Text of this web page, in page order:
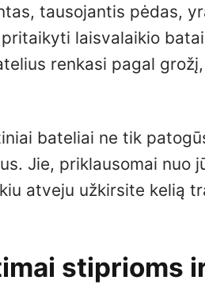
tausojantis pėdas,
laisvalaikio
renkasi pagal
bateliai ne tik
Jie, priklausomai
atveju užkirsite kelią
stiprioms